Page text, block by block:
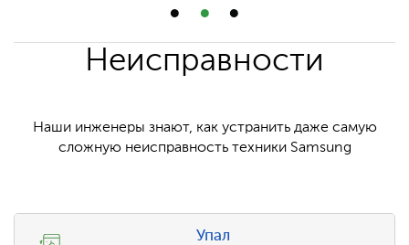
Неисправности
Наши инженеры знают, как устранить даже самую
сложную неисправность техники Samsung
Упал